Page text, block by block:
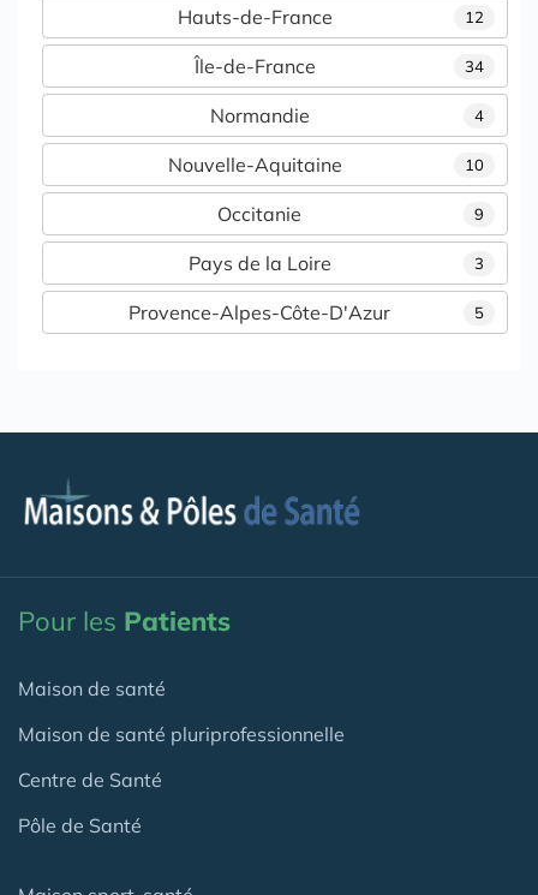
12
Hauts-de-France
34
Île-de-France
4
Normandie
10
Nouvelle-Aquitaine
9
Occitanie
3
Pays de la Loire
5
Provence-Alpes-Côte-D'Azur
Pour les Patients
Maison de santé
Maison de santé pluriprofessionnelle
Centre de Santé
Pôle de Santé